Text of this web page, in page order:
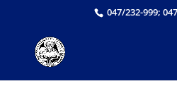
047/232-999;